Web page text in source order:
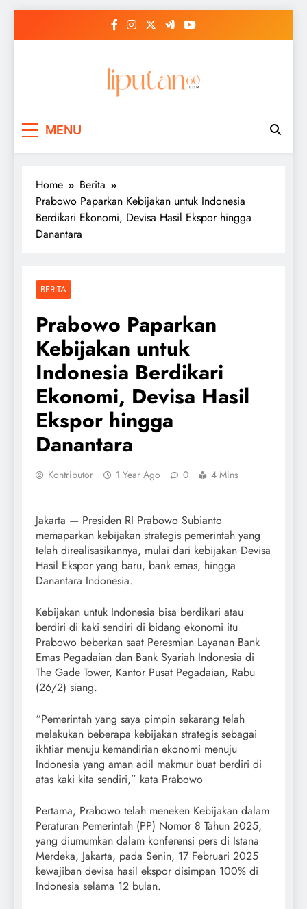
MENU
Home
Berita
Prabowo Paparkan Kebijakan untuk Indonesia
Berdikari Ekonomi, Devisa Hasil Ekspor hingga
Danantara
BERITA
Prabowo Paparkan
Kebijakan untuk
Indonesia Berdikari
Ekonomi, Devisa Hasil
Ekspor hingga
Danantara
Kontributor 1 Year Ago 0 4 Mins
Jakarta — Presiden RI Prabowo Subianto
memaparkan kebijakan strategis pemerintah yang
telah direalisasikannya, mulai dari kebijakan Devisa
Hasil Ekspor yang baru, bank emas, hingga
Danantara Indonesia.
Kebijakan untuk Indonesia bisa berdikari atau
berdiri di kaki sendiri di bidang ekonomi itu
Prabowo beberkan saat Peresmian Layanan Bank
Emas Pegadaian dan Bank Syariah Indonesia di
The Gade Tower, Kantor Pusat Pegadaian, Rabu
(26/2) siang.
“Pemerintah yang saya pimpin sekarang telah
melakukan beberapa kebijakan strategis sebagai
ikhtiar menuju kemandirian ekonomi menuju
Indonesia yang aman adil makmur buat berdiri di
atas kaki kita sendiri,” kata Prabowo
Pertama, Prabowo telah meneken Kebijakan dalam
Peraturan Pemerintah (PP) Nomor 8 Tahun 2025,
yang diumumkan dalam konferensi pers di Istana
Merdeka, Jakarta, pada Senin, 17 Februari 2025
kewajiban devisa hasil ekspor disimpan 100% di
Indonesia selama 12 bulan.